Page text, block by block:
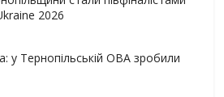
2026
у Тернопільській ОВА зробили